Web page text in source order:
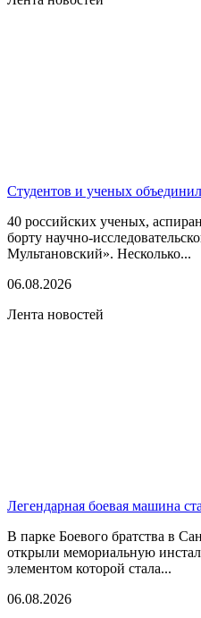
Студентов и ученых
40 российских ученых,
борту научно-
Мультановский». Несколько...
06.08.2026
Лента новостей
Легендарная боевая машина
В парке Боевого братства в
открыли мемориальную
элементом которой стала...
06.08.2026